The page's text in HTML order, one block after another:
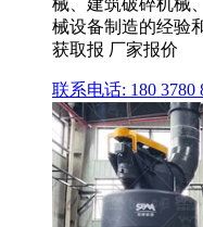
械设备制造的经验
获取报 厂家报价
联系电话: 180 3780